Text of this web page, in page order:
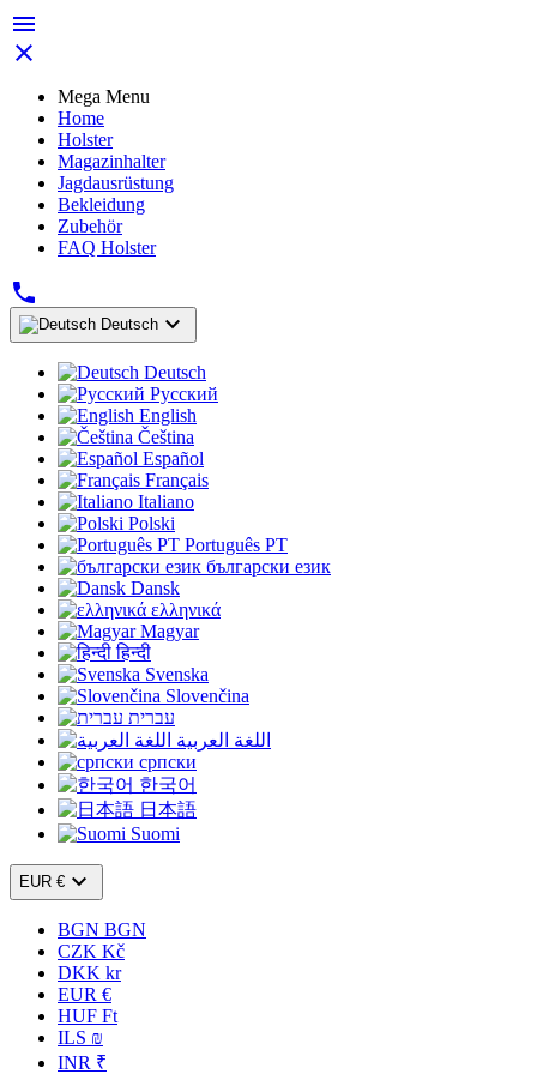


Mega Menu
Home
Holster
Magazinhalter
Jagdausrüstung
Bekleidung
Zubehör
FAQ Holster

Deutsch 
Deutsch
Русский
English
Čeština
Español
Français
Italiano
Polski
Português PT
български език
Dansk
ελληνικά
Magyar
हिन्दी
Svenska
Slovenčina
עברית
اللغة العربية
српски
한국어
日本語
Suomi
EUR € 
BGN BGN
CZK Kč
DKK kr
EUR €
HUF Ft
ILS ₪
INR ₹